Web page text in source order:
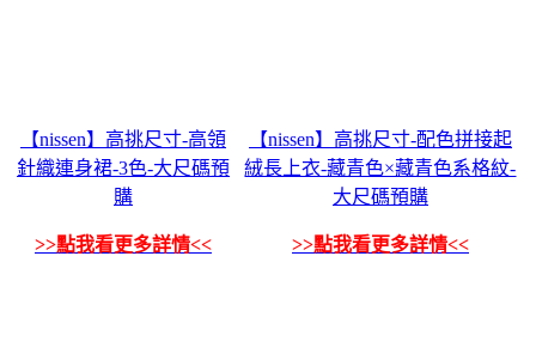
【nissen】高挑尺寸-高領
針織連身裙-3色-大尺碼預
購
>>點我看更多詳情<<
【nissen】高挑尺寸-配色拼接起
絨長上衣-藏青色×藏青色系格紋-
大尺碼預購
>>點我看更多詳情<<